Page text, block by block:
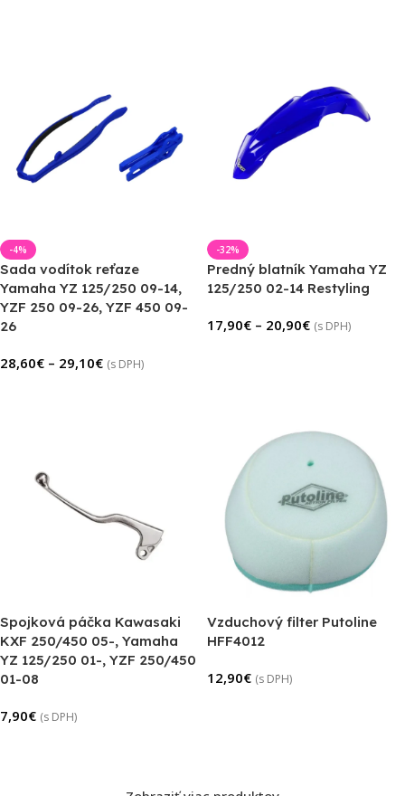
-4%
Sada vodítok reťaze
Yamaha YZ 125/250 09-14,
YZF 250 09-26, YZF 450 09-
26
28,60€ – 29,10€ (s DPH)
-32%
Predný blatník Yamaha YZ
125/250 02-14 Restyling
17,90€ – 20,90€ (s DPH)
Spojková páčka Kawasaki
KXF 250/450 05-, Yamaha
YZ 125/250 01-, YZF 250/450
01-08
7,90€ (s DPH)
Vzduchový filter Putoline
HFF4012
12,90€ (s DPH)